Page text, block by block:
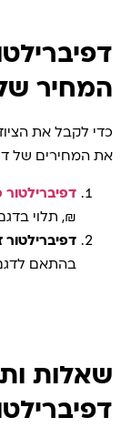
המחיר
כדי לקבל את
את המחירים של
דפיברילטור
₪, תלוי
דפיברילטור
בהתאם
שאלות